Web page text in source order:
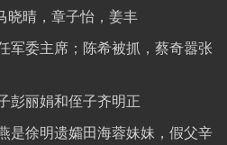
晓晴，章子怡，姜丰
军委主席；陈希被抓，蔡奇嚣张
彭丽娟和侄子齐明正
是徐明遗孀田海蓉妹妹，假父辛